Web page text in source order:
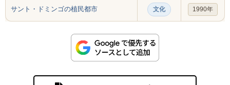
サント・ドミンゴの植民都市 文化 1990年